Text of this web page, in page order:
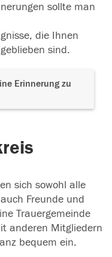
sollte man
die Ihnen
sind.
Erinnerung zu
sich sowohl alle
Freunde und
Trauergemeinde
anderen Mitgliedern
bequem ein.